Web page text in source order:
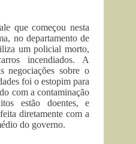
que começou nesta
no departamento de
um policial morto,
incendiados. A
negociações sobre o
foi o estopim para
com a contaminação
estão doentes, e
diretamente com a
do governo.